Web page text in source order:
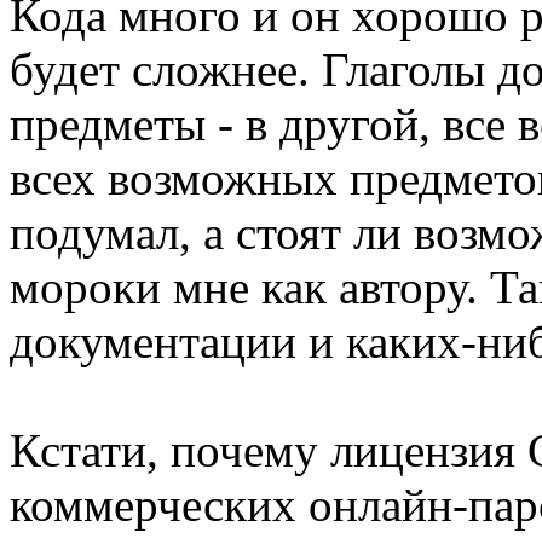
Кода много и он хорошо
будет сложнее. Глаголы
предметы - в другой, все
всех возможных
подумал, а стоят ли
мороки мне как автору.
документации и каких-
Кстати, почему
коммерческих онлайн-